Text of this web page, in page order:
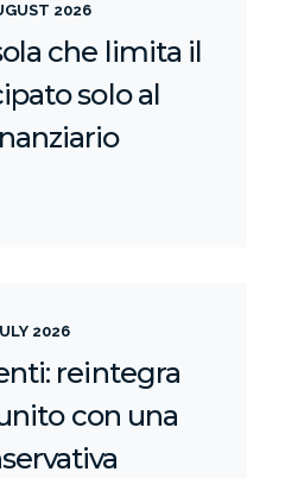
2026
che limita il
solo al
2026
reintegra
con una